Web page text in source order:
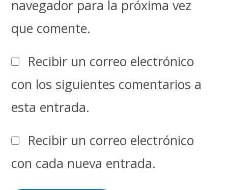
navegador para la próxima vez
que comente.
Recibir un correo electrónico
con los siguientes comentarios a
esta entrada.
Recibir un correo electrónico
con cada nueva entrada.